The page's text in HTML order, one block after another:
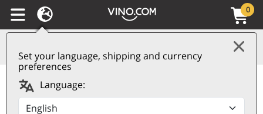
Set your language, shipping and currency
preferences
Language:
0
Rully AOC Blanc 2022
Ropiteau Frères